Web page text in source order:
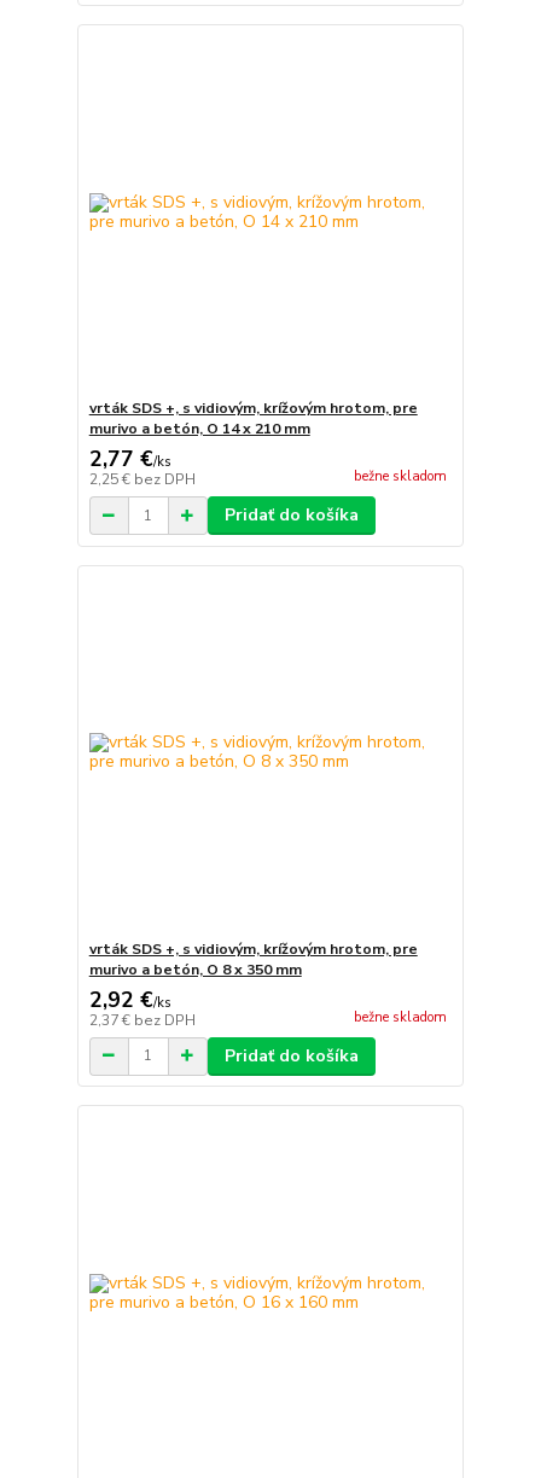
vrták SDS +, s vidiovým, krížovým hrotom, pre
murivo a betón, O 14 x 210 mm
2,77 €/ks
2,25 € bez DPH bežne skladom
Pridať do košíka
vrták SDS +, s vidiovým, krížovým hrotom, pre
murivo a betón, O 8 x 350 mm
2,92 €/ks
2,37 € bez DPH bežne skladom
Pridať do košíka